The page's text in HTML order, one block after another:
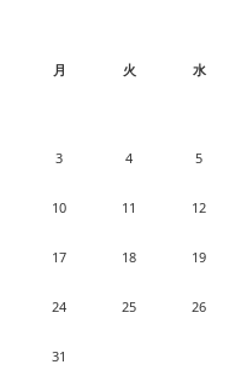
月
火 水
3 4 5
10 11 12
17 18 19
24 25 26
31